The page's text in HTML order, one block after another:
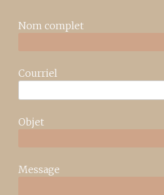
Nom complet
Courriel
Objet
Message